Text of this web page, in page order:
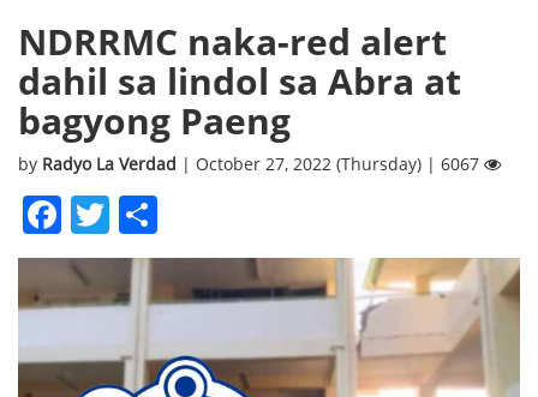
NDRRMC naka-red alert
dahil sa lindol sa Abra at
bagyong Paeng
by Radyo La Verdad | October 27, 2022 (Thursday) | 6067
Facebook
Twitter